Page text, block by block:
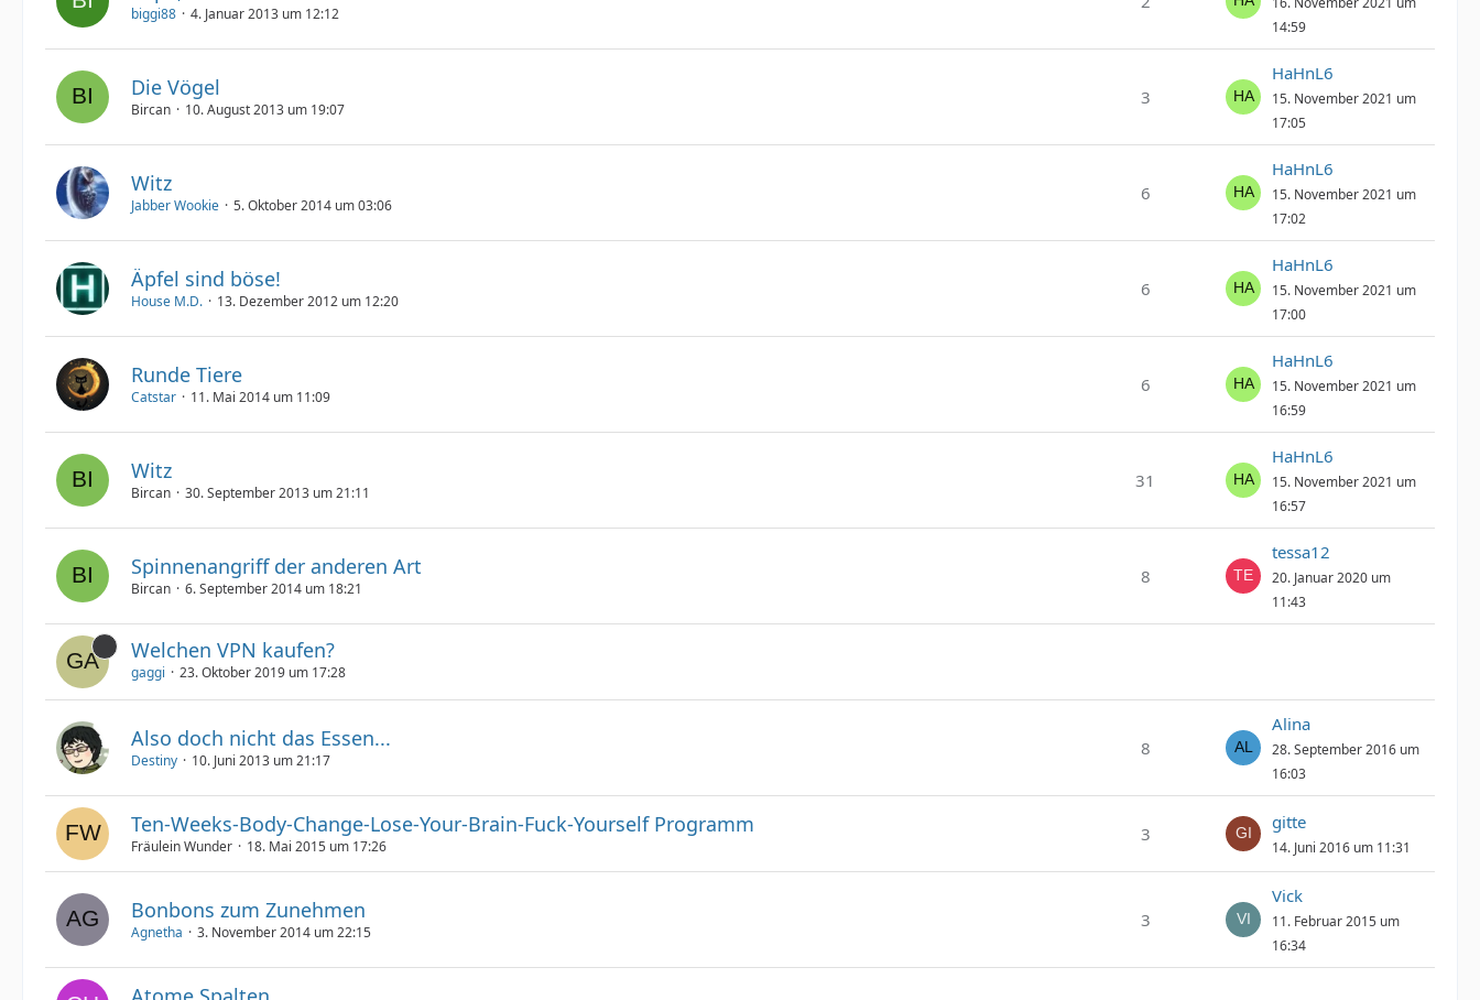
biggi88 4. Januar 2013 um 12:12
14:59
Die Vögel
Bircan 10. August 2013 um 19:07
3
HaHnL6
15. November 2021 um
17:05
Witz
Jabber Wookie 5. Oktober 2014 um 03:06
6
HaHnL6
15. November 2021 um
17:02
Äpfel sind böse!
House M.D. 13. Dezember 2012 um 12:20
6
HaHnL6
15. November 2021 um
17:00
Runde Tiere
Catstar 11. Mai 2014 um 11:09
6
HaHnL6
15. November 2021 um
16:59
Witz
Bircan 30. September 2013 um 21:11
31
HaHnL6
15. November 2021 um
16:57
Spinnenangriff der anderen Art
Bircan 6. September 2014 um 18:21
8
tessa12
20. Januar 2020 um
11:43
Welchen VPN kaufen?
gaggi 23. Oktober 2019 um 17:28
Also doch nicht das Essen...
Destiny 10. Juni 2013 um 21:17
8
Alina
28. September 2016 um
16:03
Ten-Weeks-Body-Change-Lose-Your-Brain-Fuck-Yourself Programm
Fräulein Wunder 18. Mai 2015 um 17:26
3
gitte
14. Juni 2016 um 11:31
Bonbons zum Zunehmen
Agnetha 3. November 2014 um 22:15
3
Vick
11. Februar 2015 um
16:34